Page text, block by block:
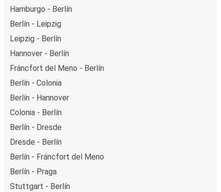
Hamburgo - Berlín
Berlín - Leipzig
Leipzig - Berlín
Hannover - Berlín
Fráncfort del Meno - Berlín
Berlín - Colonia
Berlín - Hannover
Colonia - Berlín
Berlín - Dresde
Dresde - Berlín
Berlín - Fráncfort del Meno
Berlín - Praga
Stuttgart - Berlín